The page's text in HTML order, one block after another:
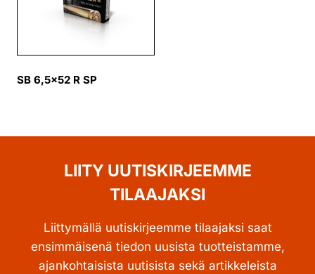
SB 6,5×52 R SP
LIITY UUTISKIRJEEMME
TILAAJAKSI
Liittymällä uutiskirjeemme tilaajaksi saat
ensimmäisenä tiedon uusista tuotteistamme,
ajankohtaisista uutisista sekä artikkeleista